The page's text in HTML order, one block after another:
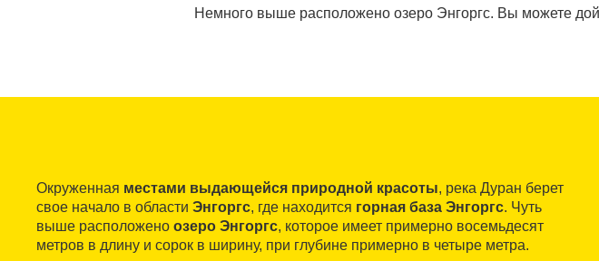
Немного выше расположено озеро Энгоргс. Вы можете
Окруженная местами выдающейся природной красоты, река Дуран берет
свое начало в области Энгоргс, где находится горная база Энгоргс. Чуть
выше расположено озеро Энгоргс, которое имеет примерно восемьдесят
метров в длину и сорок в ширину, при глубине примерно в четыре метра.